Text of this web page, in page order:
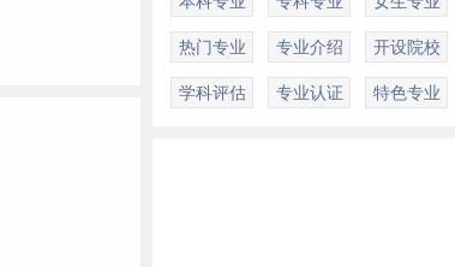
热门专业 专业介绍 开设院校
学科评估 专业认证 特色专业